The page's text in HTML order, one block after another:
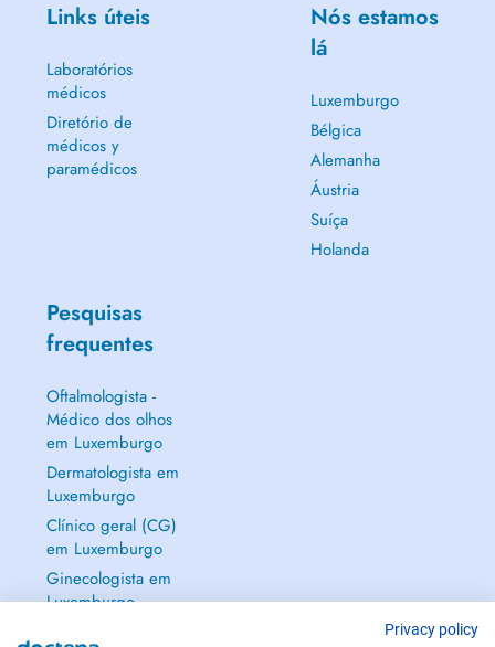
Links úteis
Laboratórios
médicos
Diretório de
médicos y
paramédicos
Nós estamos
lá
Luxemburgo
Bélgica
Alemanha
Áustria
Suíça
Holanda
Pesquisas
frequentes
Oftalmologista -
Médico dos olhos
em Luxemburgo
Dermatologista em
Luxemburgo
Clínico geral (CG)
em Luxemburgo
Ginecologista em
Luxemburgo
Privacy policy